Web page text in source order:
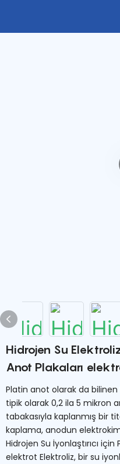
Hidrojen Su
Anot Plakaları
Platin anot olarak da bilinen
tipik olarak 0,2 ila 5 mikron
tabakasıyla kaplanmış bir
kaplama, anodun
Hidrojen Su İyonlaştırıcı
elektrot Elektroliz, bir su